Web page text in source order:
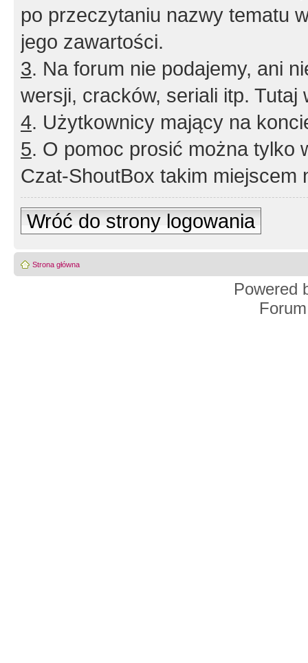
po przeczytaniu nazwy tematu
jego zawartości.
3. Na forum nie podajemy, ani
wersji, cracków, seriali itp. Tutaj
4. Użytkownicy mający na
5. O pomoc prosić można tylko
Czat-ShoutBox takim miejscem
Wróć do strony logowania
Strona główna
Powered